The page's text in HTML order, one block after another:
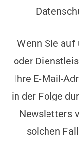
Wenn Sie
oder
Ihre E-Mail-
in der Folge
Newsletters
solchen